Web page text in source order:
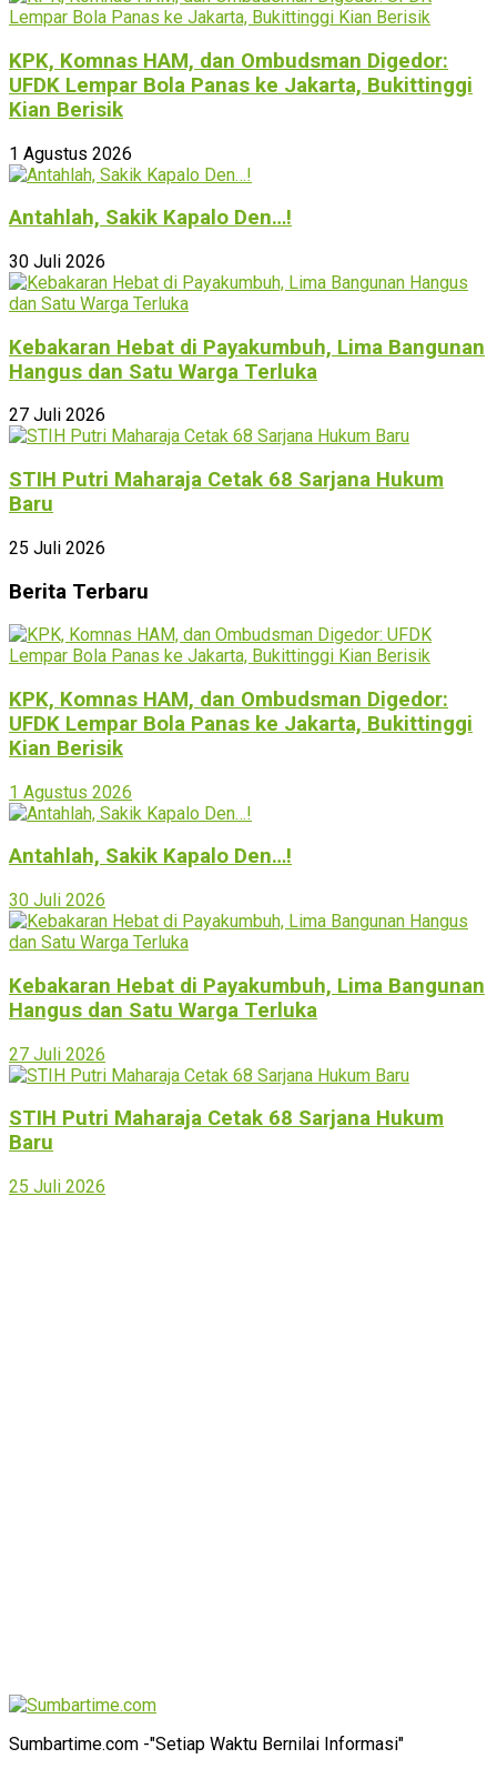
KPK, Komnas HAM, dan Ombudsman Digedor:
UFDK Lempar Bola Panas ke Jakarta, Bukittinggi
Kian Berisik
1 Agustus 2026
Antahlah, Sakik Kapalo Den…!
30 Juli 2026
Kebakaran Hebat di Payakumbuh, Lima Bangunan
Hangus dan Satu Warga Terluka
27 Juli 2026
STIH Putri Maharaja Cetak 68 Sarjana Hukum
Baru
25 Juli 2026
Berita Terbaru
KPK, Komnas HAM, dan Ombudsman Digedor:
UFDK Lempar Bola Panas ke Jakarta, Bukittinggi
Kian Berisik
1 Agustus 2026
Antahlah, Sakik Kapalo Den…!
30 Juli 2026
Kebakaran Hebat di Payakumbuh, Lima Bangunan
Hangus dan Satu Warga Terluka
27 Juli 2026
STIH Putri Maharaja Cetak 68 Sarjana Hukum
Baru
25 Juli 2026
Sumbartime.com -"Setiap Waktu Bernilai Informasi"